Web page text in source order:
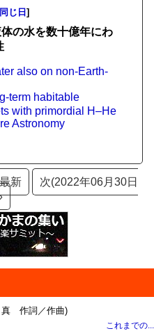
じ日 ]
の水を数十億年にわ
also on non-Earth-
term habitable
with primordial H–He
Astronomy
新
次(2022年06月30日
作詞／作曲)
これまでの...